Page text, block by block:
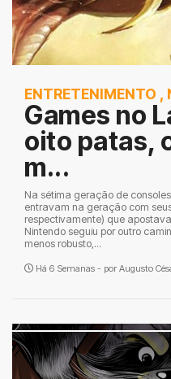
ENTRETENIMENTO ,
Games no
oito patas,
m...
Na sétima geração de
entravam na geração com
respectivamente) que
Nintendo seguiu por outro
menos robusto,...
Há 6 Semanas - por Augusto